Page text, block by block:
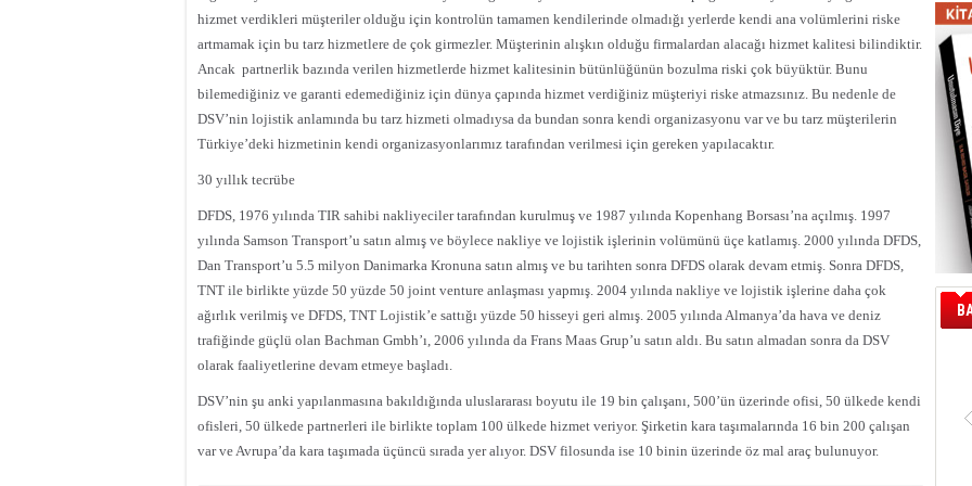
hizmet verdikleri müşteriler olduğu için kontrolün tamamen kendilerinde olmadığı yerlerde kendi ana volümlerini riske
artmamak için bu tarz hizmetlere de çok girmezler. Müşterinin alışkın olduğu firmalardan alacağı hizmet kalitesi bilindiktir.
Ancak partnerlik bazında verilen hizmetlerde hizmet kalitesinin bütünlüğünün bozulma riski çok büyüktür. Bunu
bilemediğiniz ve garanti edemediğiniz için dünya çapında hizmet verdiğiniz müşteriyi riske atmazsınız. Bu nedenle de
DSV’nin lojistik anlamında bu tarz hizmeti olmadıysa da bundan sonra kendi organizasyonu var ve bu tarz müşterilerin
Türkiye’deki hizmetinin kendi organizasyonlarımız tarafından verilmesi için gereken yapılacaktır.
30 yıllık tecrübe
DFDS, 1976 yılında TIR sahibi nakliyeciler tarafından kurulmuş ve 1987 yılında Kopenhang Borsası’na açılmış. 1997
yılında Samson Transport’u satın almış ve böylece nakliye ve lojistik işlerinin volümünü üçe katlamış. 2000 yılında DFDS,
Dan Transport’u 5.5 milyon Danimarka Kronuna satın almış ve bu tarihten sonra DFDS olarak devam etmiş. Sonra DFDS,
TNT ile birlikte yüzde 50 yüzde 50 joint venture anlaşması yapmış. 2004 yılında nakliye ve lojistik işlerine daha çok
ağırlık verilmiş ve DFDS, TNT Lojistik’e sattığı yüzde 50 hisseyi geri almış. 2005 yılında Almanya’da hava ve deniz
trafiğinde güçlü olan Bachman Gmbh’ı, 2006 yılında da Frans Maas Grup’u satın aldı. Bu satın almadan sonra da DSV
olarak faaliyetlerine devam etmeye başladı.
DSV’nin şu anki yapılanmasına bakıldığında uluslararası boyutu ile 19 bin çalışanı, 500’ün üzerinde ofisi, 50 ülkede kendi
ofisleri, 50 ülkede partnerleri ile birlikte toplam 100 ülkede hizmet veriyor. Şirketin kara taşımalarında 16 bin 200 çalışan
var ve Avrupa’da kara taşımada üçüncü sırada yer alıyor. DSV filosunda ise 10 binin üzerinde öz mal araç bulunuyor.